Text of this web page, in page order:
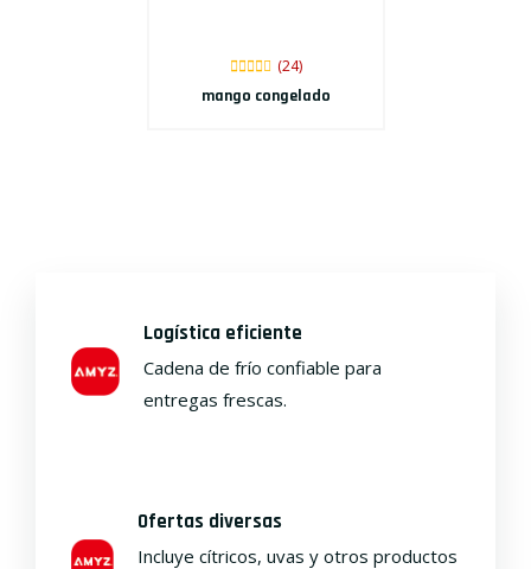
(24)
mango congelado
Logística eficiente
Cadena de frío confiable para
entregas frescas.
Ofertas diversas
Incluye cítricos, uvas y otros productos